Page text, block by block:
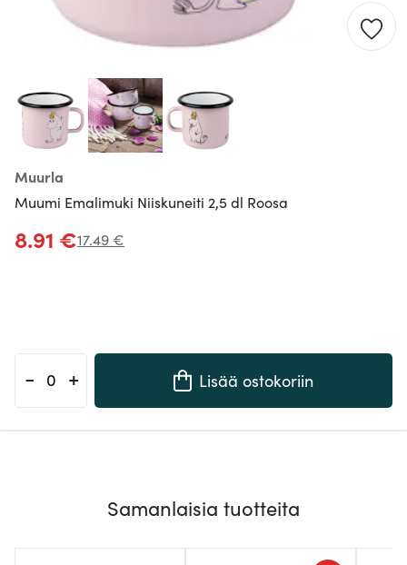
Muurla
Muumi Emalimuki Niiskuneiti 2,5 dl Roosa
8.91 €17.49 €
- + Lisää ostokoriin
Samanlaisia tuotteita